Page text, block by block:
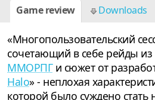
Game review Downloads
«Многопользовательский
сочетающий в себе рейды из
ММОРПГи сюжет от
Halo» - неплохая
которой было суждено стать